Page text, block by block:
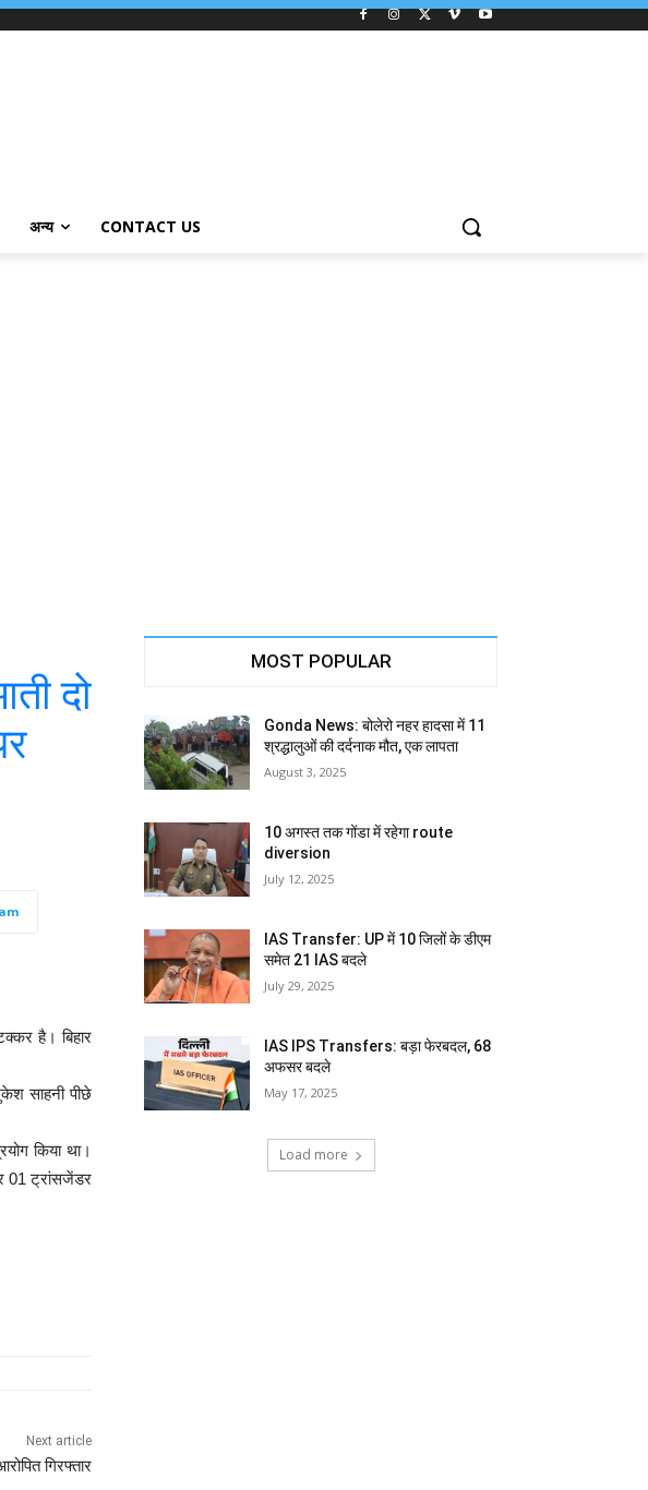
अन्य CONTACT US
दो
है। बिहार
साहनी पीछे
किया था।
01 ट्रांसजेंडर
Next article
गिरफ्तार
MOST POPULAR
Gonda News: बोलेरो नहर हादसा में 11
श्रद्धालुओं की दर्दनाक मौत, एक लापता
August 3, 2025
10 अगस्त तक गोंडा में रहेगा route
diversion
July 12, 2025
IAS Transfer: UP में 10 जिलों के डीएम
समेत 21 IAS बदले
July 29, 2025
IAS IPS Transfers: बड़ा फेरबदल, 68
अफसर बदले
May 17, 2025
Load more